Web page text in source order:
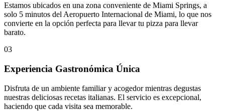
Estamos ubicados en una zona conveniente de Miami Springs, a
solo 5 minutos del Aeropuerto Internacional de Miami, lo que nos
convierte en la opción perfecta para llevar tu pizza para llevar
barato.
03
Experiencia Gastronómica Única
Disfruta de un ambiente familiar y acogedor mientras degustas
nuestras deliciosas recetas italianas. El servicio es excepcional,
haciendo que cada visita sea memorable.